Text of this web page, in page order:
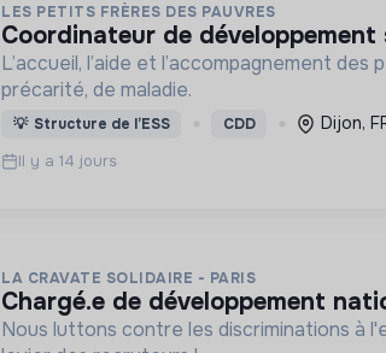
LES PETITS FRÈRES DES PAUVRES
coordinateur de
L’accueil, l’aide et l’accompagnement
précarité, de maladie.
💡 Structure de l’ESS CDD Dijon,
Il y a 14 jours
LA CRAVATE SOLIDAIRE - PARIS
chargé.e de développement
Nous luttons contre les discriminations à